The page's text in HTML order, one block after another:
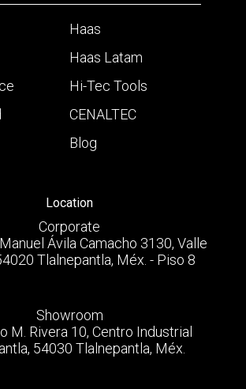
Haas
Haas Latam
Hi-Tec Tools
CENALTEC
Blog
Location
Corporate
Ávila Camacho 3130, Valle
Tlalnepantla, Méx. - Piso 8
Showroom
M. Rivera 10, Centro Industrial
54030 Tlalnepantla, Méx.